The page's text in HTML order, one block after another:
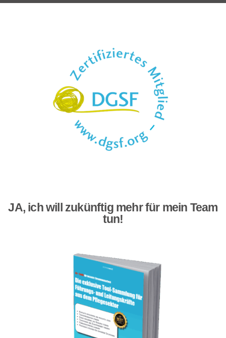
JA, ich will zukünftig mehr für mein Team
tun!